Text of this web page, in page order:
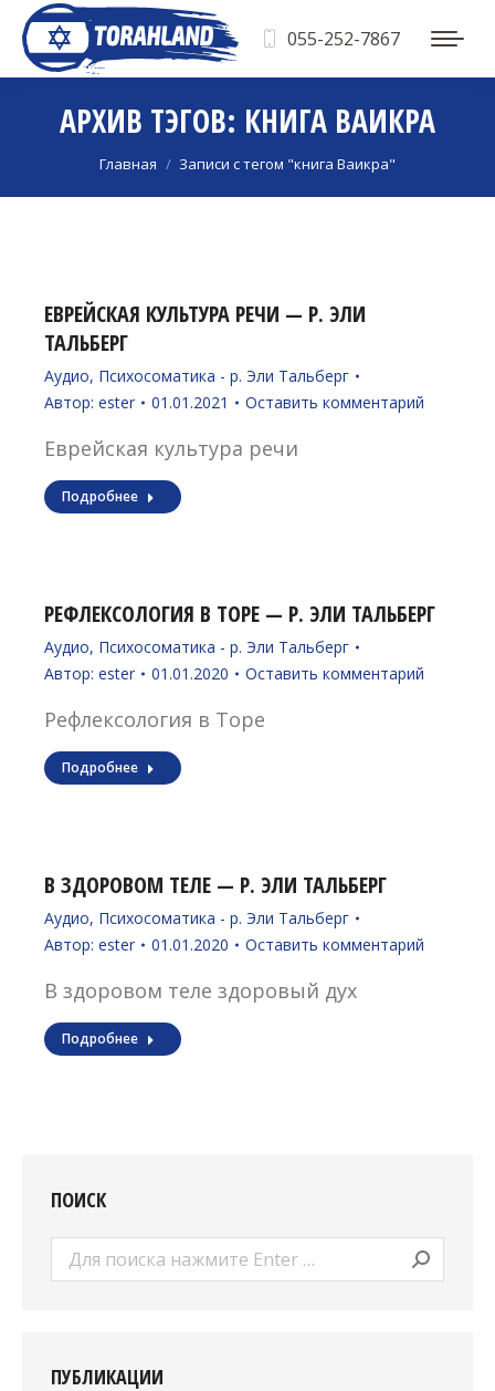
055-252-7867
АРХИВ ТЭГОВ: КНИГА ВАИКРА
Вы здесь:
Главная Записи с тегом "книга Ваикра"
ЕВРЕЙСКАЯ КУЛЬТУРА РЕЧИ — Р. ЭЛИ
ТАЛЬБЕРГ
Аудио, Психосоматика - р. Эли Тальберг
Автор: ester 01.01.2021 Оставить комментарий
Еврейская культура речи
Подробнее
РЕФЛЕКСОЛОГИЯ В ТОРЕ — Р. ЭЛИ ТАЛЬБЕРГ
Аудио, Психосоматика - р. Эли Тальберг
Автор: ester 01.01.2020 Оставить комментарий
Рефлексология в Торе
Подробнее
В ЗДОРОВОМ ТЕЛЕ — Р. ЭЛИ ТАЛЬБЕРГ
Аудио, Психосоматика - р. Эли Тальберг
Автор: ester 01.01.2020 Оставить комментарий
В здоровом теле здоровый дух
Подробнее
ПОИСК
Поиск:
ПУБЛИКАЦИИ